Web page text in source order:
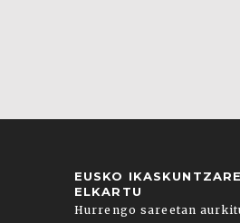
EUSKO
ELKARTU
Hurrengo sareetan